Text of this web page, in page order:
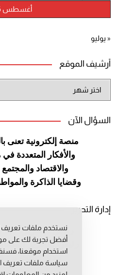
أغسطس 2026
« يوليو
أرشيف الموقع
الموقع
السؤال الآن
منصة إلكترونية تعنى
والأفكار المتعددة
والاقتصاد والمجتمع
وقضايا الذاكرة
إدارة التحرير
رئيس التحرير: عبد
رئيس التحرير
مديرة
نستخدم ملفات تعريف
أفضل تجربة لك على
استخدام موقعنا،
سياسة ملفات تعريف